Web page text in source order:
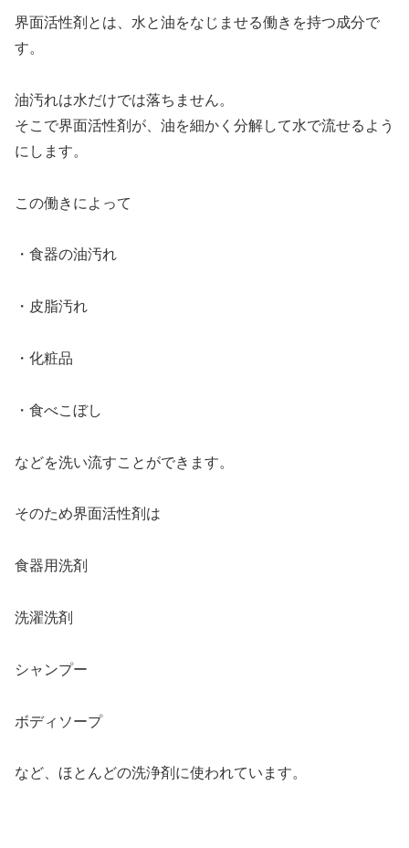
界面活性剤とは、水と油をなじませる働きを持つ成分で
す。
油汚れは水だけでは落ちません。
そこで界面活性剤が、油を細かく分解して水で流せるよう
にします。
この働きによって
・食器の油汚れ
・皮脂汚れ
・化粧品
・食べこぼし
などを洗い流すことができます。
そのため界面活性剤は
食器用洗剤
洗濯洗剤
シャンプー
ボディソープ
など、ほとんどの洗浄剤に使われています。